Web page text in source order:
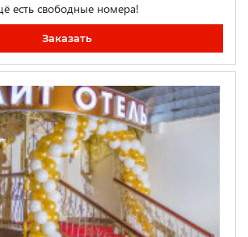
есть свободные номера!
Заказать